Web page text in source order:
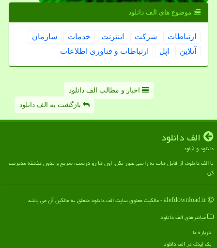
موضوع های الف دانلود
ارتباطات شركت اینترنت خدمات
سازمان
آنلاین
اپل ارتباطات و فناوری اطلاعات
اخبار و مطالب الف دانلود
بازگشت به الف دانلود
الف دانلود
دانلود و آپلود
با الف دانلود، از فایل هات به راحتی عبور نکن؛ اون ها رو درست، سریع و بدون دغدغه مدیریت
کن
میانبرهای الف دانلود
درباره ما
بک لینک در الف دانلود